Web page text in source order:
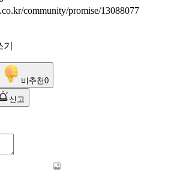
community/promise/13088077
비추천0
신고